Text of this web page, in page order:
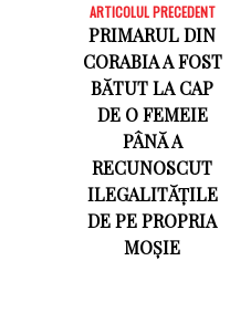
ARTICOLUL PRECEDENT
PRIMARUL DIN
CORABIA A FOST
BĂTUT LA CAP
DE O FEMEIE
PÂNĂ A
RECUNOSCUT
ILEGALITĂȚILE
DE PE PROPRIA
MOȘIE